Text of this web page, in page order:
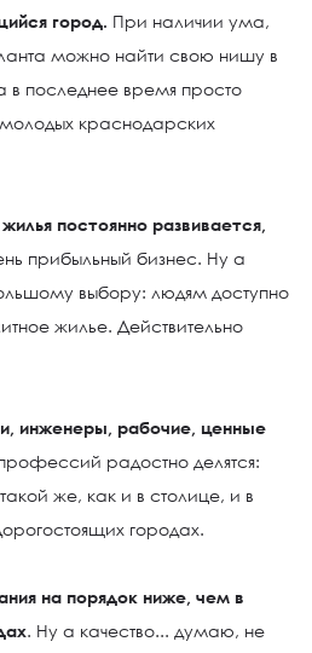
город. При наличии ума,
можно найти свою нишу в
в последнее время просто
краснодарских
постоянно развивается,
прибыльный бизнес. Ну а
выбору: людям доступно
жилье. Действительно
инженеры, рабочие, ценные
радостно делятся:
же, как и в столице, и в
городах.
на порядок ниже, чем в
. Ну а качество... думаю, не